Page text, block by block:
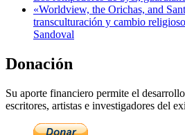
«Worldview, the Orichas, and
transculturación y cambio
Sandoval
Donación
Su aporte financiero permite el
escritores, artistas e investigadores del